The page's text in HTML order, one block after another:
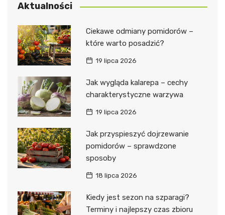
Aktualności
Ciekawe odmiany pomidorów –
które warto posadzić?
19 lipca 2026
Jak wygląda kalarepa – cechy
charakterystyczne warzywa
19 lipca 2026
Jak przyspieszyć dojrzewanie
pomidorów – sprawdzone
sposoby
18 lipca 2026
Kiedy jest sezon na szparagi?
Terminy i najlepszy czas zbioru